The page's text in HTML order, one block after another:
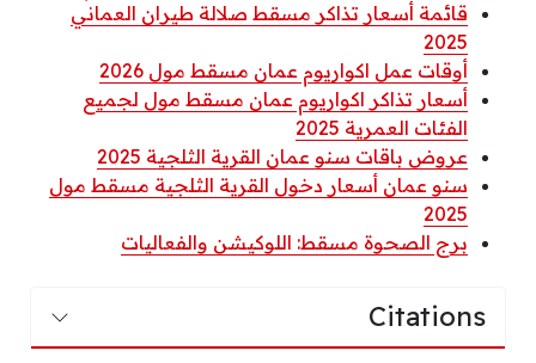
قائمة أسعار تذاكر مسقط صلالة طيران العماني
2025
أوقات عمل اكواريوم عمان مسقط مول 2026
أسعار تذاكر اكواريوم عمان مسقط مول لجميع
الفئات العمرية 2025
عروض باقات سنو عمان القرية الثلجية 2025
سنو عمان أسعار دخول القرية الثلجية مسقط مول
2025
برج الصحوة مسقط: اللوكيشن والفعاليات
Citations